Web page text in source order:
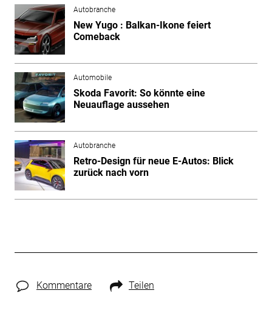
Autobranche
New Yugo : Balkan-Ikone feiert
Comeback
Automobile
Skoda Favorit: So könnte eine
Neuauflage aussehen
Autobranche
Retro-Design für neue E-Autos: Blick
zurück nach vorn
Kommentare Teilen